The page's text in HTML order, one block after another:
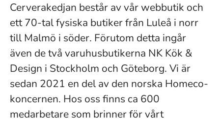
Cerverakedjan består av vår webbutik och
ett 70-tal fysiska butiker från Luleå i norr
till Malmö i söder. Förutom detta ingår
även de två varuhusbutikerna NK Kök &
Design i Stockholm och Göteborg. Vi är
sedan 2021 en del av den norska Homeco-
koncernen. Hos oss finns ca 600
medarbetare som brinner för vårt